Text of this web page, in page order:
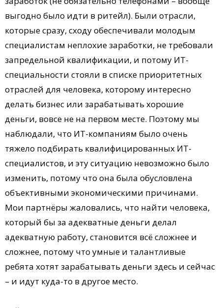
выгодно было идти в ритейл). Были отрасли,
которые сразу, сходу обеспечивали молодым
специалистам неплохие заработки, не требовали
запредельной квалификации, и потому ИТ-
специальности стояли в списке приоритетных
отраслей для человека, которому интересно
делать бизнес или зарабатывать хорошие
деньги, вовсе не на первом месте. Поэтому мы
наблюдали, что ИТ-компаниям было очень
тяжело подбирать квалифицированных ИТ-
специалистов, и эту ситуацию невозможно было
изменить, потому что она была обусловлена
объективными экономическими причинами.
Мои партнёры жаловались, что найти человека,
который бы за адекватные деньги делал
адекватную работу, становится всё сложнее и
сложнее, потому что умные и талантливые
ребята хотят зарабатывать деньги здесь и сейчас
– и идут куда-то в другое место.